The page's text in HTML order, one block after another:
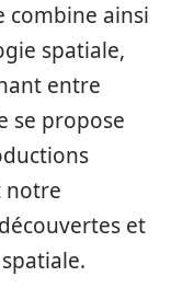
combine ainsi
spatiale,
entre
se propose
notre
et